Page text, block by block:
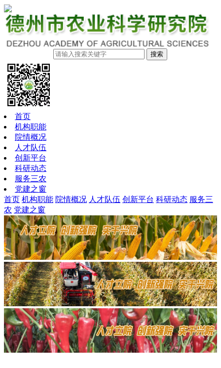
搜索
首页
机构职能
院情概况
人才队伍
创新平台
科研动态
服务三农
党建之窗
首页 机构职能 院情概况 人才队伍 创新平台 科研动态 服务三
农 党建之窗